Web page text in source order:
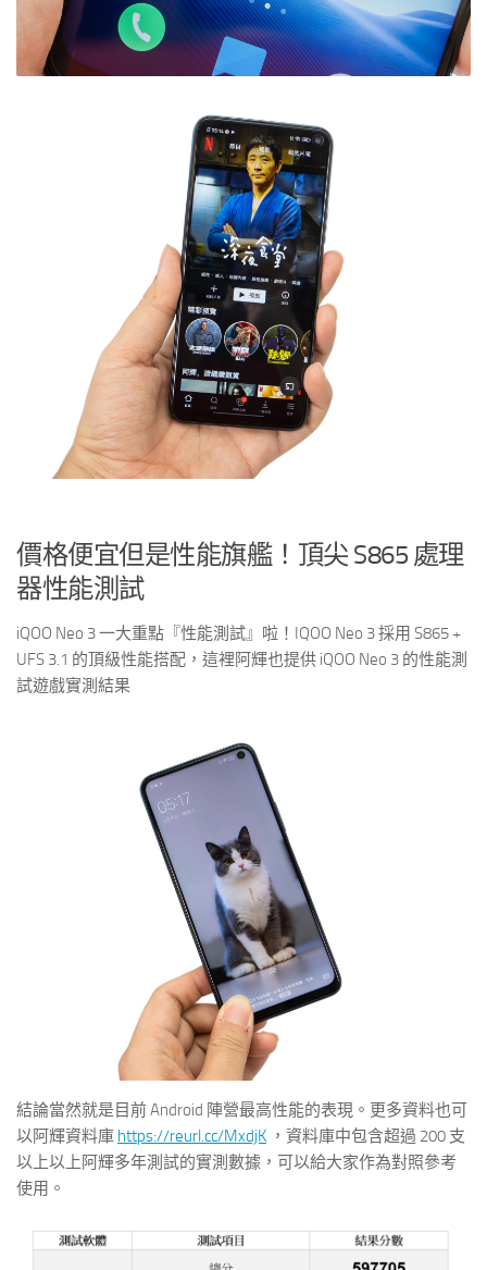
價格便宜但是性能旗艦！頂尖 S865 處理
器性能測試
iQOO Neo 3 一大重點『性能測試』啦！IQOO Neo 3 採用 S865 +
UFS 3.1 的頂級性能搭配，這裡阿輝也提供 iQOO Neo 3 的性能測
試遊戲實測結果
結論當然就是目前 Android 陣營最高性能的表現。更多資料也可
以阿輝資料庫 https://reurl.cc/MxdjK ，資料庫中包含超過 200 支
以上以上阿輝多年測試的實測數據，可以給大家作為對照參考
使用。